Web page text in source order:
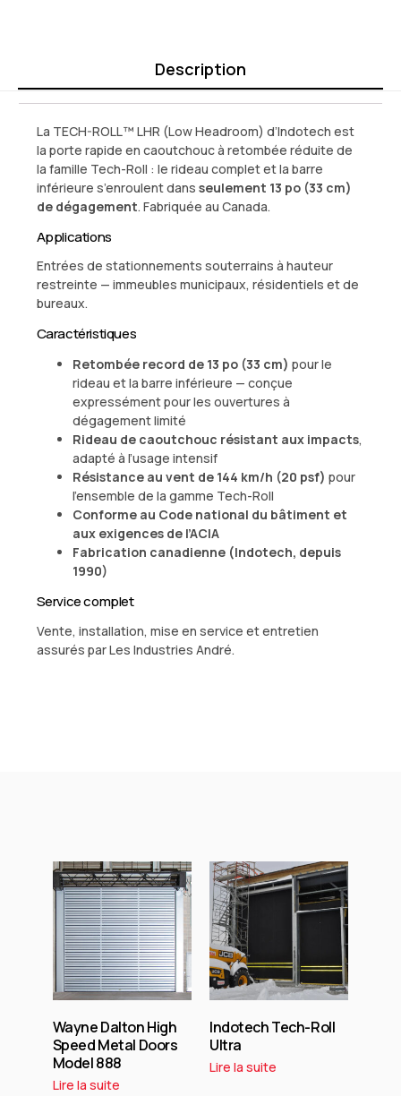
Description
La TECH-ROLL™ LHR (Low Headroom) d’Indotech est
la porte rapide en caoutchouc à retombée réduite de
la famille Tech-Roll : le rideau complet et la barre
inférieure s’enroulent dans seulement 13 po (33 cm)
de dégagement. Fabriquée au Canada.
Applications
Entrées de stationnements souterrains à hauteur
restreinte — immeubles municipaux, résidentiels et de
bureaux.
Caractéristiques
Retombée record de 13 po (33 cm) pour le
rideau et la barre inférieure — conçue
expressément pour les ouvertures à
dégagement limité
Rideau de caoutchouc résistant aux impacts,
adapté à l’usage intensif
Résistance au vent de 144 km/h (20 psf) pour
l’ensemble de la gamme Tech-Roll
Conforme au Code national du bâtiment et
aux exigences de l’ACIA
Fabrication canadienne (Indotech, depuis
1990)
Service complet
Vente, installation, mise en service et entretien
assurés par Les Industries André.
Wayne Dalton High
Speed Metal Doors
Model 888
Lire la suite
Indotech Tech-Roll
Ultra
Lire la suite